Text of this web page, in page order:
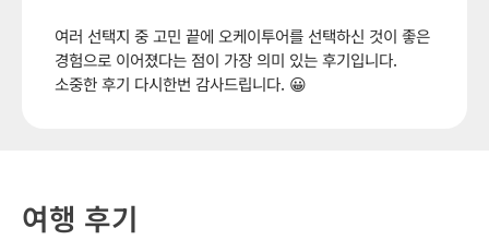
여러 선택지 중 고민 끝에 오케이투어를 선택하신 것이 좋은
경험으로 이어졌다는 점이 가장 의미 있는 후기입니다.
소중한 후기 다시한번 감사드립니다. 😀
여행 후기